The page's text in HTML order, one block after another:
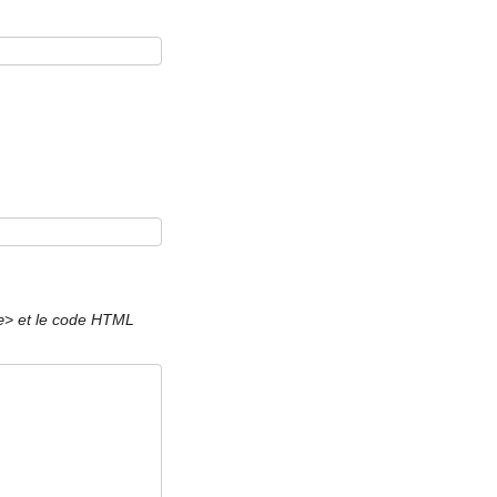
et le code HTML